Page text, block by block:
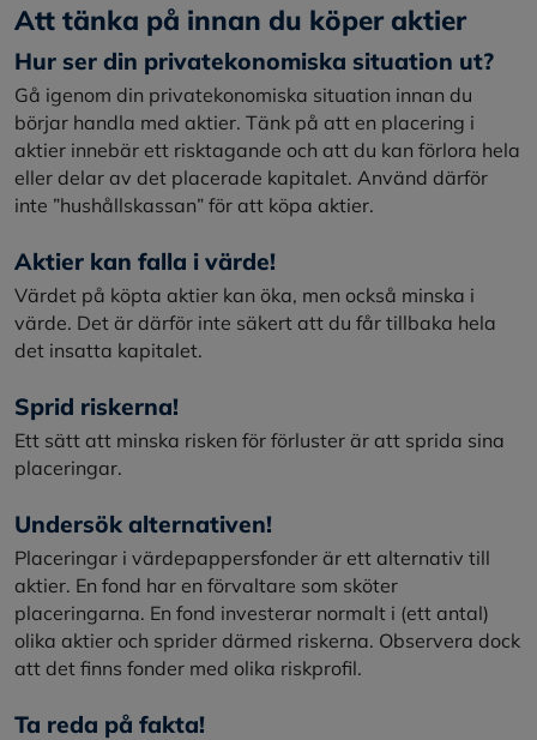
Att tänka på innan du köper aktier
Hur ser din privatekonomiska situation ut?
Gå igenom din privatekonomiska situation innan du
börjar handla med aktier. Tänk på att en placering i
aktier innebär ett risktagande och att du kan förlora hela
eller delar av det placerade kapitalet. Använd därför
inte ”hushållskassan” för att köpa aktier.
Aktier kan falla i värde!
Värdet på köpta aktier kan öka, men också minska i
värde. Det är därför inte säkert att du får tillbaka hela
det insatta kapitalet.
Sprid riskerna!
Ett sätt att minska risken för förluster är att sprida sina
placeringar.
Undersök alternativen!
Placeringar i värdepappersfonder är ett alternativ till
aktier. En fond har en förvaltare som sköter
placeringarna. En fond investerar normalt i (ett antal)
olika aktier och sprider därmed riskerna. Observera dock
att det finns fonder med olika riskprofil.
Ta reda på fakta!